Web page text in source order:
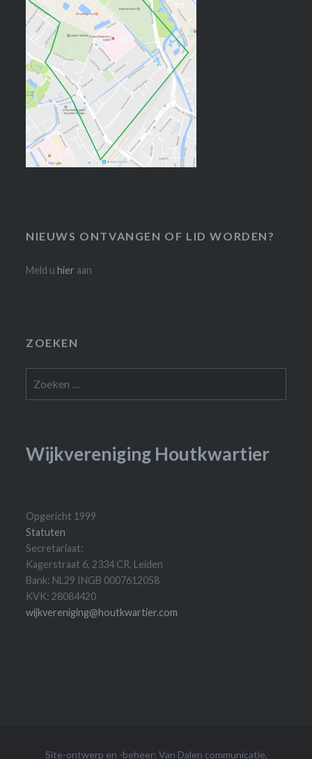
NIEUWS ONTVANGEN OF LID WORDEN?
Meld uhier aan
ZOEKEN
naar:
Wijkvereniging Houtkwartier
Opgericht 1999
Statuten
Secretariaat:
Kagerstraat 6, 2334 CR, Leiden
Bank: NL29 INGB 0007612058
KVK: 28084420
wijkvereniging@houtkwartier.com
Site-ontwerp en -beheer: Van Dalen communicatie,